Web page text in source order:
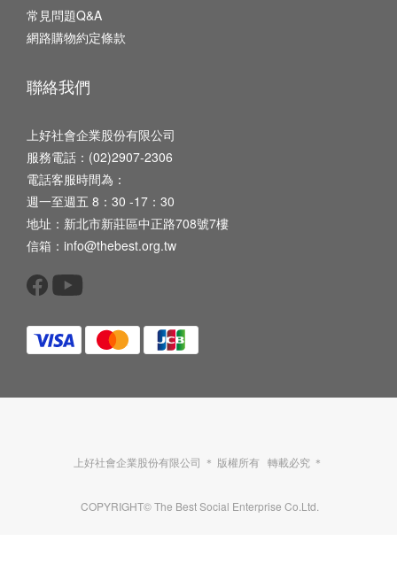
常見問題Q&A
網路購物約定條款
聯絡我們
上好社會企業股份有限公司
服務電話：(02)2907-2306
電話客服時間為：
週一至週五 8：30 -17：30
地址：新北市新莊區中正路708號7樓
信箱：info@thebest.org.tw
上好社會企業股份有限公司 ＊ 版權所有 轉載必究 ＊
COPYRIGHT© The Best Social Enterprise Co.Ltd.